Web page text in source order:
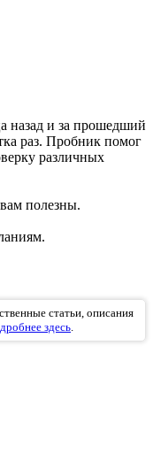
назад и за прошедший
раз. Пробник помог
различных
полезны.
статьи, описания
здесь.